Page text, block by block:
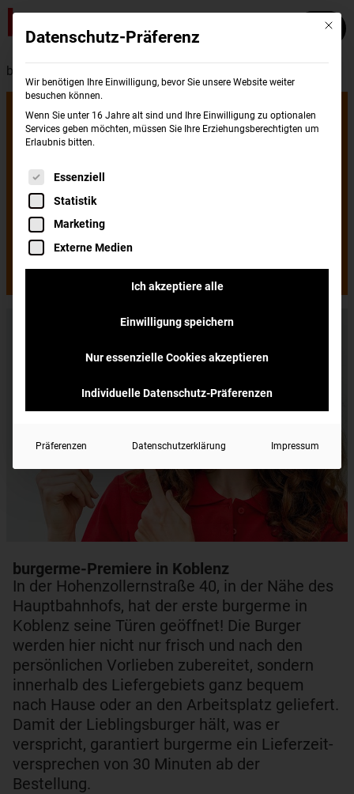
burgerme - Presse
burgerme-
Premiere in
Koblenz
Burger frisch gegrillt & geliefert
burgerme-Premiere in Koblenz
In der Hohenzollernstraße 40, in der Nähe des
Hauptbahnhofs, hat der erste burgerme in
Koblenz seine Türen geöffnet! Die Burger
werden hier nicht nur frisch und nach den
persönlichen Vorlieben zubereitet, sondern
innerhalb des Liefergebiets ganz bequem
nach Hause oder an den Arbeitsplatz geliefert.
Damit der Lieblingsburger hält, was er
verspricht, garantiert burgerme ein Lieferzeit-
versprechen von 30 Minuten ab der
Bestellung.
Mit
Datenschutz-Präferenz
Wir benötigen Ihre Einwilligung, bevor Sie unsere Website weiter
besuchen können.
Wenn Sie unter 16 Jahre alt sind und Ihre Einwilligung zu optionalen
Services geben möchten, müssen Sie Ihre Erziehungsberechtigten um
Erlaubnis bitten.
Es folgt eine Liste der Service-Gruppen, für
Essenziell
Statistik
Marketing
Externe Medien
Ich akzeptiere alle
Einwilligung speichern
Nur essenzielle Cookies akzeptieren
Individuelle Datenschutz-Präferenzen
Präferenzen Datenschutzerklärung Impressum